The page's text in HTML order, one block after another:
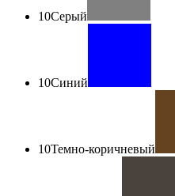
10Серый
10Синий
10Темно-коричневый